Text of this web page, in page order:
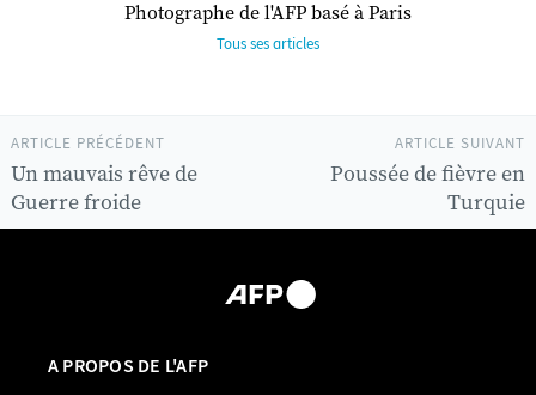
Photographe de l'AFP basé à Paris
Tous ses articles
ARTICLE SUIVANT
Poussée de fièvre en
Turquie
ARTICLE PRÉCÉDENT
Un mauvais rêve de
Guerre froide
A PROPOS DE L'AFP